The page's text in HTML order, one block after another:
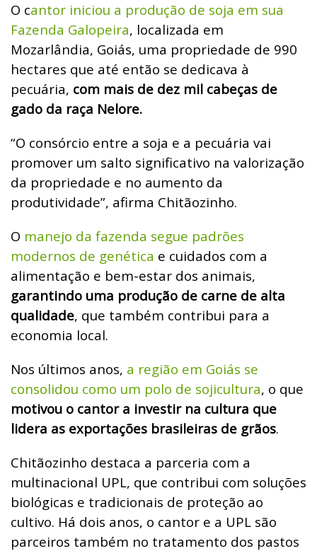
O cantor iniciou a produção de soja em sua
Fazenda Galopeira, localizada em
Mozarlândia, Goiás, uma propriedade de 990
hectares que até então se dedicava à
pecuária, com mais de dez mil cabeças de
gado da raça Nelore.
“O consórcio entre a soja e a pecuária vai
promover um salto significativo na valorização
da propriedade e no aumento da
produtividade”, afirma Chitãozinho.
O manejo da fazenda segue padrões
modernos de genética e cuidados com a
alimentação e bem-estar dos animais,
garantindo uma produção de carne de alta
qualidade, que também contribui para a
economia local.
Nos últimos anos, a região em Goiás se
consolidou como um polo de sojicultura, o que
motivou o cantor a investir na cultura que
lidera as exportações brasileiras de grãos.
Chitãozinho destaca a parceria com a
multinacional UPL, que contribui com soluções
biológicas e tradicionais de proteção ao
cultivo. Há dois anos, o cantor e a UPL são
parceiros também no tratamento dos pastos